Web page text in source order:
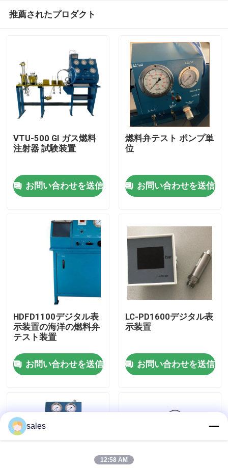
わたしたち に つい て
工場 ツアー
品質管理
ニュース
引金 を 求め て ください
油圧高圧ポンプ
推薦されたプロダクト
VTU-500 GI ガス燃料
注射器 試験装置
お問い合わせを送信
燃料弁テスト ポンプ単
位
お問い合わせを送信
HDFD1100デジタル表
示装置の海洋の燃料弁
テスト装置
お問い合わせを送信
LC-PD1600デジタル表
示装置
お問い合わせを送信
sales
12:58 AM